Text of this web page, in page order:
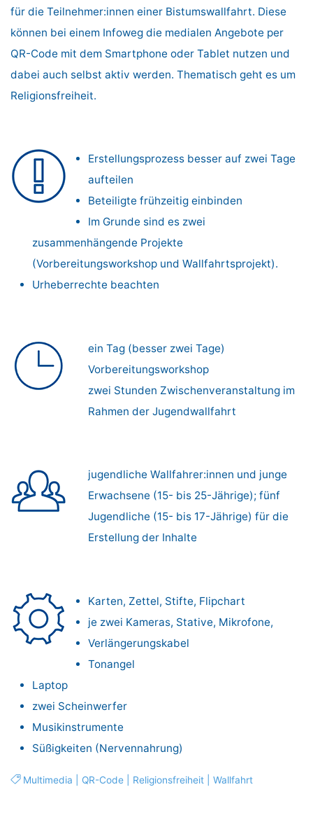
für die Teilnehmer:innen einer Bistumswallfahrt. Diese
können bei einem Infoweg die medialen Angebote per
QR-Code mit dem Smartphone oder Tablet nutzen und
dabei auch selbst aktiv werden. Thematisch geht es um
Religionsfreiheit.
Erstellungsprozess besser auf zwei Tage
aufteilen
Beteiligte frühzeitig einbinden
Im Grunde sind es zwei
zusammenhängende Projekte
(Vorbereitungsworkshop und Wallfahrtsprojekt).
Urheberrechte beachten
ein Tag (besser zwei Tage)
Vorbereitungsworkshop
zwei Stunden Zwischenveranstaltung im
Rahmen der Jugendwallfahrt
jugendliche Wallfahrer:innen und junge
Erwachsene (15- bis 25-Jährige); fünf
Jugendliche (15- bis 17-Jährige) für die
Erstellung der Inhalte
Karten, Zettel, Stifte, Flipchart
je zwei Kameras, Stative, Mikro­fone,
Verlängerungskabel
Tonangel
Laptop
zwei Scheinwerfer
Musikinstrumente
Süßigkeiten (Nervennahrung)
Multimedia QR-Code Religionsfreiheit |Wallfahrt